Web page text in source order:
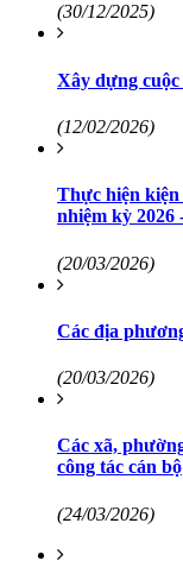
(30/12/2025)
Xây dựng
(12/02/2026)
Thực hiện kiện
nhiệm kỳ 2026
(20/03/2026)
Các địa
(20/03/2026)
Các xã,
công tác cán bộ
(24/03/2026)